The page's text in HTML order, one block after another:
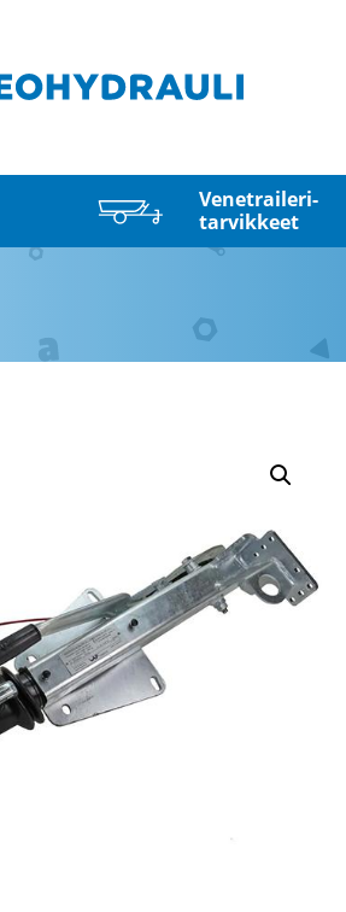
Venetraileri­
tarvikkeet